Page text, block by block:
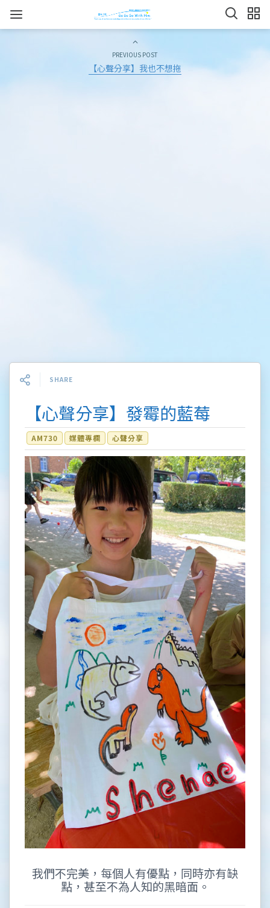
PREVIOUS POST
【心聲分享】我也不想拖
SHARE
【心聲分享】發霉的藍莓
AM730 媒體專欄 心聲分享
我們不完美，每個人有優點，同時亦有缺
點，甚至不為人知的黑暗面。